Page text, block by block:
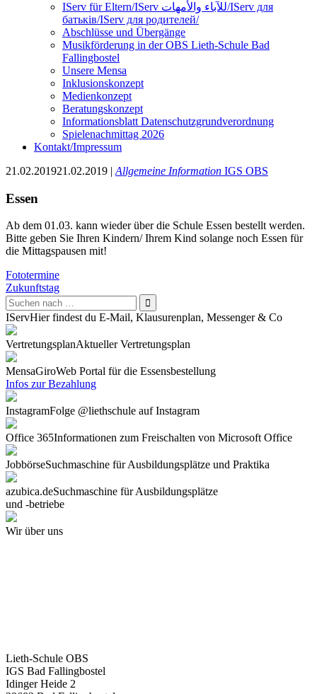
IServ für Eltern/IServ للآباء والأمهات/IServ для
батьків/IServ для родителей/
Abschlüsse und Übergänge
Musikförderung in der OBS Lieth-Schule Bad
Fallingbostel
Unsere Mensa
Inklusionskonzept
Medienkonzept
Beratungskonzept
Informationsblatt Datenschutzgrundverordnung
Spielenachmittag 2026
Kontakt/Impressum
21.02.201921.02.2019 | Allgemeine Information IGS OBS
Essen
Ab dem 01.03. kann wieder über die Schule Essen bestellt werden.
Bitte geben Sie Ihren Kindern/ Ihrem Kind solange noch Essen für
die Mittagspausen mit!
Beitragsnavigation
Fototermine
Zukunftstag
IServHier findest du E-Mail, Klausurenplan, Messenger & Co
VertretungsplanAktueller Vertretungsplan
MensaGiroWeb Portal für die Essensbestellung
Infos zur Bezahlung
InstagramFolge @liethschule auf Instagram
Office 365Informationen zum Freischalten von Microsoft Office
JobbörseSuchmaschine für Ausbildungsplätze und Praktika
azubica.deSuchmaschine für Ausbildungsplätze
und -betriebe
Wir über uns
Lieth-Schule OBS
IGS Bad Fallingbostel
Idinger Heide 2